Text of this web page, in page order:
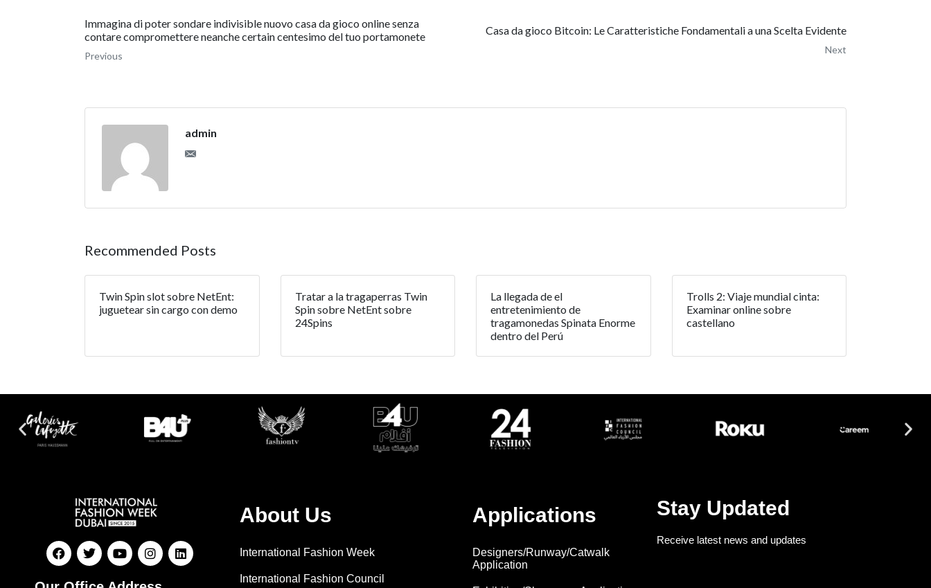
Immagina di poter sondare indivisible nuovo casa da gioco online senza
contare compromettere neanche certain centesimo del tuo portamonete
Previous
Casa da gioco Bitcoin: Le Caratteristiche Fondamentali a una Scelta Evidente
Next
admin
Recommended Posts
Twin Spin slot sobre NetEnt:
juguetear sin cargo con demo
Tratar a la tragaperras Twin
Spin sobre NetEnt sobre
24Spins
La llegada de el
entretenimiento de
tragamonedas Spinata Enorme
dentro del Perú
Trolls 2: Viaje mundial cinta:
Examinar online sobre
castellano
About Us
International Fashion Week
International Fashion Council
Applications
Designers/Runway/Catwalk
Application
Stay Updated
Receive latest news and updates